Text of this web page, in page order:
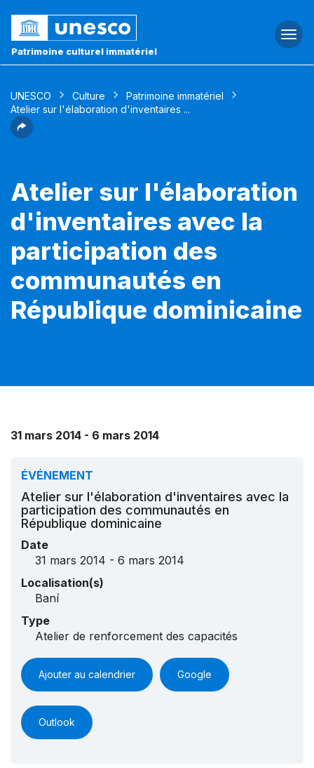
Patrimoine culturel immatériel
UNESCO Culture
Patrimoine immatériel
Atelier sur l'élaboration d'inventaires ...
Atelier sur l'élaboration
d'inventaires avec la
participation des
communautés en
République dominicaine
31 mars 2014 - 6 mars 2014
ÉVÉNEMENT
Atelier sur l'élaboration d'inventaires avec la
participation des communautés en
République dominicaine
Date
31 mars 2014 - 6 mars 2014
Localisation(s)
Baní
Type
Atelier de renforcement des capacités
Ajouter au calendrier Google
Outlook